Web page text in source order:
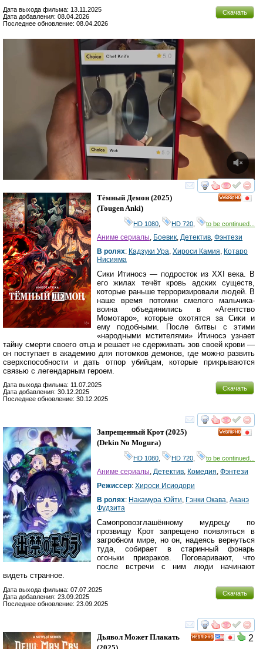
Скачать
Дата выхода фильма: 13.11.2025
Дата добавления: 08.04.2026
Последнее обновление: 08.04.2026
смотреть
Тёмный Демон (2025)
(Tougen Anki)
HD 1080 HD 720 to be continued...
Аниме сериалы Боевик Детектив Фэнтези
В ролях: Кадзуки Ура Хироси Камия Котаро
Нисияма
Сики Итиносэ — подросток из XXI века. В
его жилах течёт кровь адских существ,
которые раньше терроризировали людей. В
наше время потомки смелого мальчика-
воина объединились в «Агентство
Момотаро», которые охотятся за Сики и
ему подобными. После битвы с этими
«народными мстителями» Итиносэ узнает
тайну смерти своего отца и решает не сдерживать зов своей крови —
он поступает в академию для потомков демонов, где можно развить
сверхспособности и дать отпор убийцам, которые прикрываются
связью с легендарным героем.
Скачать
Дата выхода фильма: 11.07.2025
Дата добавления: 30.12.2025
Последнее обновление: 30.12.2025
смотреть
Запрещенный Крот(2025)
(Dekin No Mogura)
HD 1080, HD 720, to be continued...
Аниме сериалы, Детектив, Комедия, Фэнтези
Режиссер: Хироси Исиодори
В ролях: Накамура Юйти, Гэнки Окава, Аканэ
Фудзита
Самопровозглашённому мудрецу по
прозвищу Крот запрещено появляться в
загробном мире, но он, надеясь вернуться
туда, собирает в старинный фонарь
огоньки призраков. Поговаривают, что
после встречи с ним люди начинают
видеть странное.
Скачать
Дата выхода фильма: 07.07.2025
Дата добавления: 23.09.2025
Последнее обновление: 23.09.2025
смотреть
2
Дьявол Может Плакать